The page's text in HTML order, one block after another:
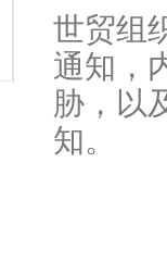
世贸组
通知，
胁，以
知。